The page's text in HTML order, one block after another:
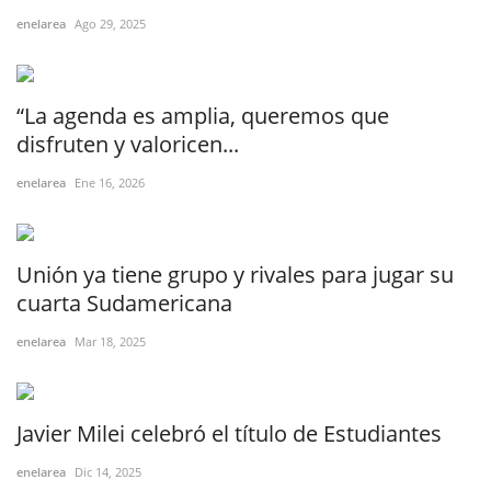
enelarea Ago 29, 2025
“La agenda es amplia, queremos que
disfruten y valoricen...
enelarea Ene 16, 2026
Unión ya tiene grupo y rivales para jugar su
cuarta Sudamericana
enelarea Mar 18, 2025
Javier Milei celebró el título de Estudiantes
enelarea Dic 14, 2025